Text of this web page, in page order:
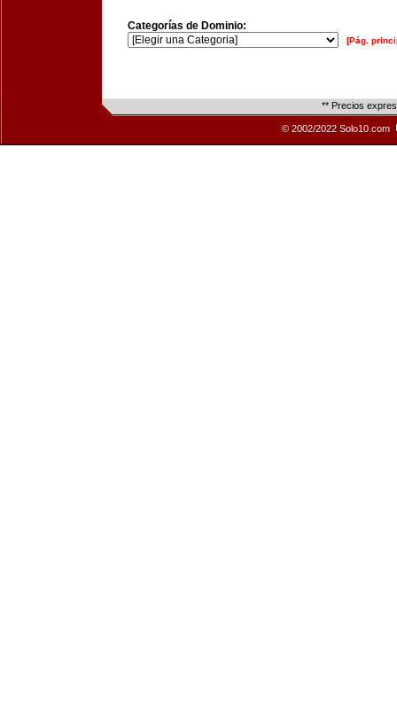
Categorías de Dominio:
[Pág.
** Precios
© 2002/2022 Solo10.com